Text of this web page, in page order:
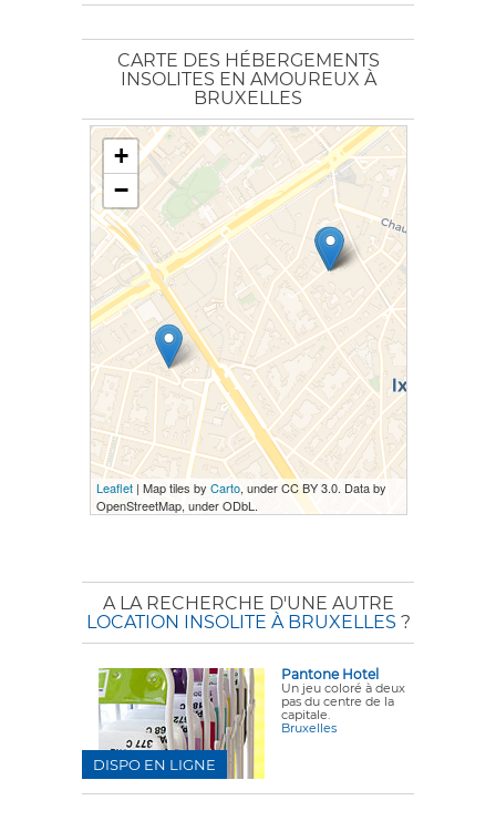
CARTE DES HÉBERGEMENTS
INSOLITES EN AMOUREUX À
BRUXELLES
+
−
Leaflet| Map tiles by Carto, under CC BY 3.0. Data by
OpenStreetMap, under ODbL.
A LA RECHERCHE D'UNE AUTRE
LOCATION INSOLITE À BRUXELLES ?
Pantone Hotel
Un jeu coloré à deux
pas du centre de la
capitale.
Bruxelles
DISPO EN LIGNE